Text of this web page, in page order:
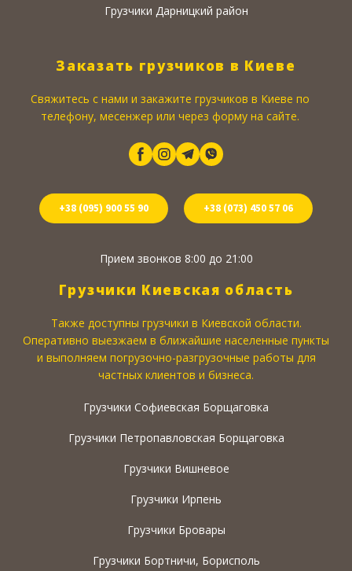
Грузчики Дарницкий район
Заказать грузчиков в Киеве
Свяжитесь с нами и закажите грузчиков в Киеве по
телефону, месенжер или через форму на сайте.
+38 (095) 900 55 90 +38 (073) 450 57 06
Прием звонков 8:00 до 21:00
Грузчики Киевская область
Также доступны грузчики в Киевской области.
Оперативно выезжаем в ближайшие населенные пункты
и выполняем погрузочно-разгрузочные работы для
частных клиентов и бизнеса.
Грузчики Софиевская Борщаговка
Грузчики Петропавловская Борщаговка
Грузчики Вишневое
Грузчики Ирпень
Грузчики Бровары
Грузчики Бортничи, Борисполь